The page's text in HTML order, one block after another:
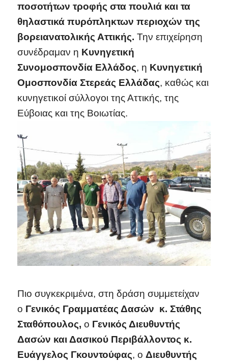
ποσοτήτων τροφής στα πουλιά και τα
θηλαστικά πυρόπληκτων περιοχών της
βορειανατολικής Αττικής. Την επιχείρηση
συνέδραμαν η Κυνηγετική
Συνομοσπονδία Ελλάδος, η Κυνηγετική
Ομοσπονδία Στερεάς Ελλάδας, καθώς και
κυνηγετικοί σύλλογοι της Αττικής, της
Εύβοιας και της Βοιωτίας.
Πιο συγκεκριμένα, στη δράση συμμετείχαν
ο Γενικός Γραμματέας Δασών κ. Στάθης
Σταθόπουλος, ο Γενικός Διευθυντής
Δασών και Δασικού Περιβάλλοντος κ.
Ευάγγελος Γκουντούφας, ο Διευθυντής